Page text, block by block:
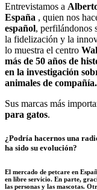
Entrevistamos a
España , quien nos
español, perfilándonos
la fidelización y la
lo muestra el centro
más de 50 años de
en la investigación
animales de compañía.
Sus marcas más
para gatos.
¿Podría hacernos una
ha sido su evolución?
El mercado de petcare en
en libre servicio. En parte,
las personas y las mascotas.